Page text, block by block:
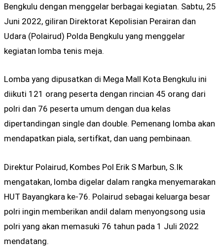
Bengkulu dengan menggelar berbagai kegiatan. Sabtu, 25
Juni 2022, giliran Direktorat Kepolisian Perairan dan
Udara (Polairud) Polda Bengkulu yang menggelar
kegiatan lomba tenis meja.
Lomba yang dipusatkan di Mega Mall Kota Bengkulu ini
diikuti 121 orang peserta dengan rincian 45 orang dari
polri dan 76 peserta umum dengan dua kelas
dipertandingan single dan double. Pemenang lomba akan
mendapatkan piala, sertifkat, dan uang pembinaan.
Direktur Polairud, Kombes Pol Erik S Marbun, S.Ik
mengatakan, lomba digelar dalam rangka menyemarakan
HUT Bayangkara ke-76. Polairud sebagai keluarga besar
polri ingin memberikan andil dalam menyongsong usia
polri yang akan memasuki 76 tahun pada 1 Juli 2022
mendatang.